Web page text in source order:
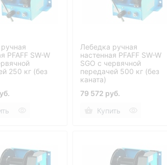
PFAFF SW-W
250 кг (без
Лебедка ручная
настенная PFAFF SW-W
SGO с червячной
передачей 500 кг (без
каната)
79 572 руб.
Купить